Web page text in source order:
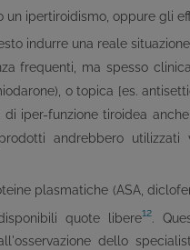
un ipertiroidismo, oppure gli
indurre una reale
frequenti, ma spesso
o topica [es.
iper-funzione tiroidea
andrebbero utilizzati
plasmatiche (ASA,
quote libere12.
dello